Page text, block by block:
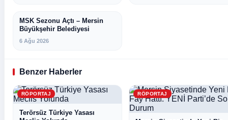
MERSIN
MSK Sezonu Açtı – Mersin
Büyükşehir Belediyesi
6 Ağu 2026
Benzer Haberler
RÖPORTAJ
Terörsüz Türkiye Yasası
RÖPORTAJ